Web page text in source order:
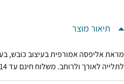
תיאור מוצר
מראת אליפסה אמורפית בעיצוב כובש,
לתלייה לאורך ולרוחב. משלוח חינם עד 14 ימי עסקים.